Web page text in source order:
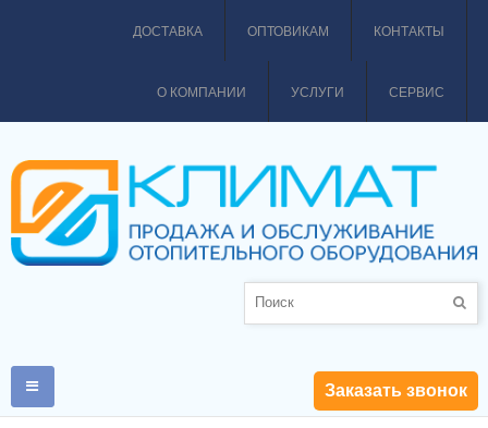
КОНТАКТЫ
ОПТОВИКАМ
ДОСТАВКА
СЕРВИС
УСЛУГИ
О КОМПАНИИ
Заказать звонок